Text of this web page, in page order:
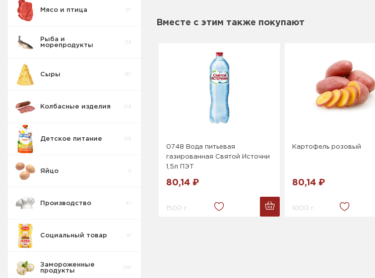
Вода , Сладкие
Мясо и птица 87
Рыба и
морепродукты
114
Сыры 187
Колбасные изделия 214
Детское питание 215
Яйцо 6
Производство 47
Социальный товар 61
Замороженные
продукты
269
Вместе с этим также покупают
0748 Вода питьевая
газированная Святой Источни
1,5л ПЭТ
80,14 ₽
1500 г.
Картофель розовый
80,14 ₽
1000 г.